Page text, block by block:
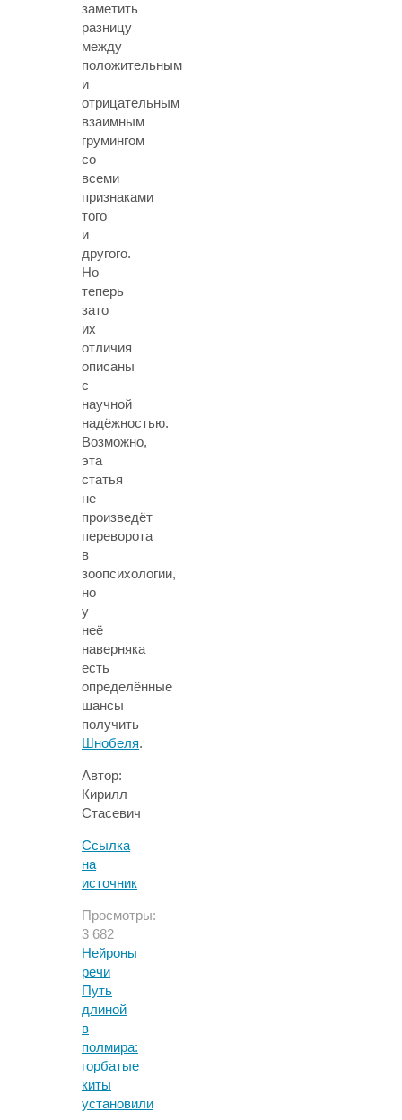
заметить
разницу
между
положительным
и
отрицательным
взаимным
грумингом
со
всеми
признаками
того
и
другого.
Но
теперь
зато
их
отличия
описаны
с
научной
надёжностью.
Возможно,
эта
статья
не
произведёт
переворота
в
зоопсихологии,
но
у
неё
наверняка
есть
определённые
шансы
получить
Шнобеля.
Автор:
Кирилл
Стасевич
Ссылка
на
источник
Просмотры:
3 682
Нейроны
речи
Путь
длиной
в
полмира:
горбатые
киты
установили